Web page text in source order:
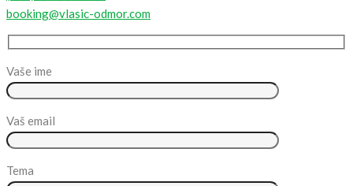
booking@vlasic-odmor.com
Vaše ime
Vaš email
Tema